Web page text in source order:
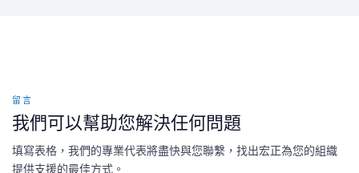
留言
我們可以幫助您解決任何問題
填寫表格，我們的專業代表將盡快與您聯繫，找出宏正為您的組織
提供支援的最佳方式。